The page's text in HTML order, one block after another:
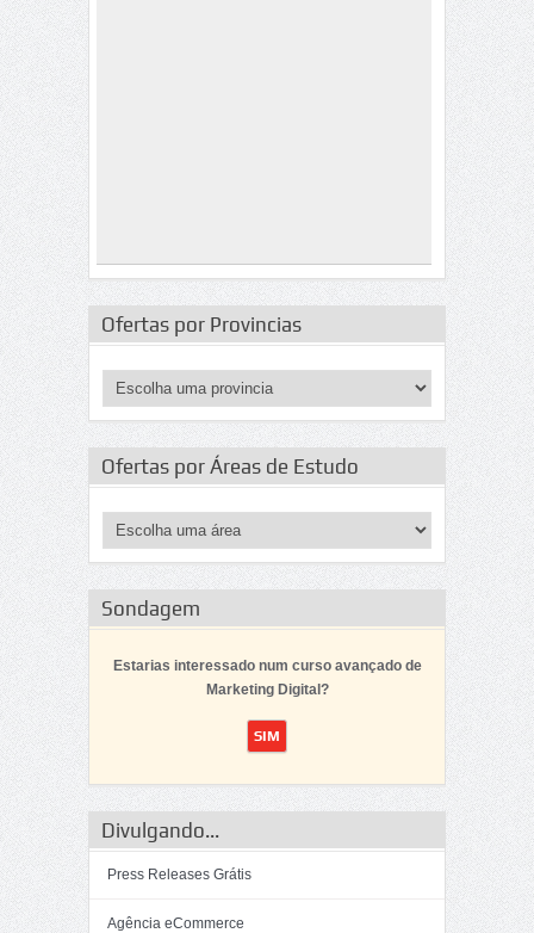
Ofertas por Provincias
Ofertas por Áreas de Estudo
Sondagem
Estarias interessado num curso avançado de
Marketing Digital?
Divulgando...
Press Releases Grátis
Agência eCommerce